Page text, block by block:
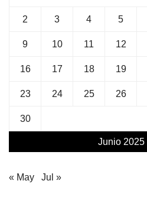
Junio 2025
2 3 4 5
9 10 11 12
16 17 18 19
23 24 25 26
30
« May Jul »